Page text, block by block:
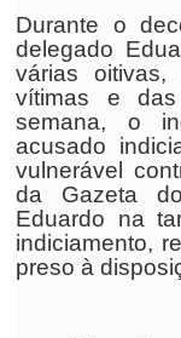
Durante o
delegado
várias oitivas,
vítimas e
semana, o
acusado
vulnerável
da Gazeta
Eduardo na
indiciamento,
preso à